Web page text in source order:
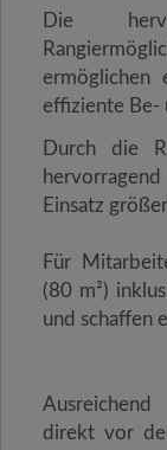
Die
ermöglichen
effiziente Be-
Durch die
Einsatz
Für
(80 m²)
und schaffen
Ausreichend
direkt vor